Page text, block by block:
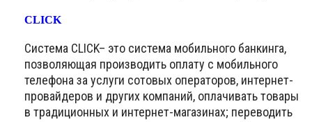
CLICK
Система CLICK– это система мобильного банкинга,
позволяющая производить оплату с мобильного
телефона за услуги сотовых операторов, интернет-
провайдеров и других компаний, оплачивать товары
в традиционных и интернет-магазинах; переводить